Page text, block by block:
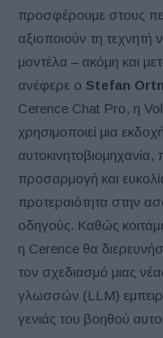
προσφέρουμε στους
αξιοποιούν τη
μοντέλα – ακόμη και
ανέφερε ο Stefan
Cerence Chat Pro, η
χρησιμοποιεί μια
προσαρμογή και
προτεραιότητα στην
οδηγούς. Καθώς
η Cerence θα
τον σχεδιασμό μιας
γλωσσών (LLM)
γενιάς του βοηθού